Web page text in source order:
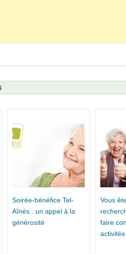
Soirée-bénéfice Tel-
Aînés : un appel à la
générosité
Vous
faire